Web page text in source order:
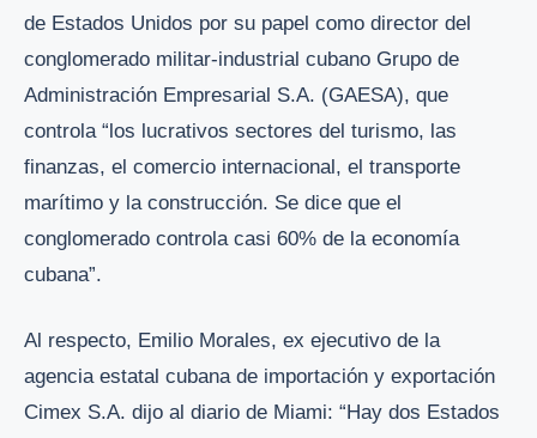
de Estados Unidos por su papel como director del
conglomerado militar-industrial cubano Grupo de
Administración Empresarial S.A. (GAESA), que
controla “los lucrativos sectores del turismo, las
finanzas, el comercio internacional, el transporte
marítimo y la construcción. Se dice que el
conglomerado controla casi 60% de la economía
cubana”.
Al respecto, Emilio Morales, ex ejecutivo de la
agencia estatal cubana de importación y exportación
Cimex S.A. dijo al diario de Miami: “Hay dos Estados